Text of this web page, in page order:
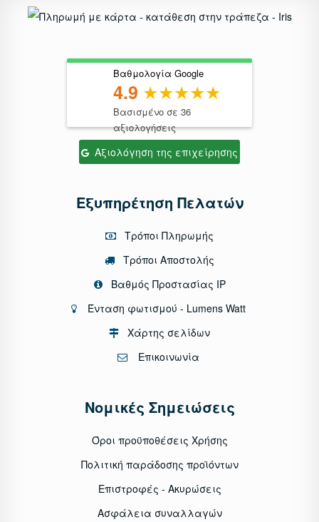
Βαθμολογία Google
4.9
Βασισμένο σε 36
αξιολογήσεις
Αξιολόγηση της επιχείρησης
Εξυπηρέτηση Πελατών
Τρόποι Πληρωμής
Τρόποι Αποστολής
Βαθμός Προστασίας IP
Ένταση φωτισμού - Lumens Watt
Χάρτης σελίδων
Επικοινωνία
Νομικές Σημειώσεις
Όροι προϋποθέσεις Χρήσης
Πολιτική παράδοσης προϊόντων
Επιστροφές - Ακυρώσεις
Ασφάλεια συναλλαγών